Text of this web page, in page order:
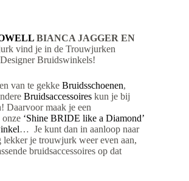
BIANCA JAGGER EN
vind je in de Trouwjurken
Bruidswinkels!
van te gekke Bruidsschoenen,
Bruidsaccessoires kun je bij
Daarvoor maak je een
‘Shine BRIDE like a Diamond’
… Je kunt dan in aanloop naar
je trouwjurk weer even aan,
bruidsaccessoires op dat